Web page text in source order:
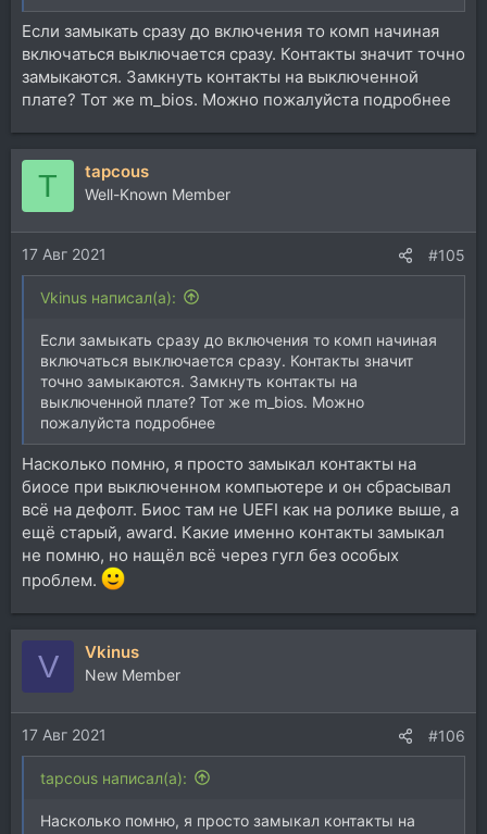
Если замыкать сразу до включения то комп начиная
включаться выключается сразу. Контакты значит точно
замыкаются. Замкнуть контакты на выключенной
плате? Тот же m_bios. Можно пожалуйста подробнее
T tapcous
Well-Known Member
17 Авг 2021 #105
Vkinus написал(а):
Если замыкать сразу до включения то комп начиная
включаться выключается сразу. Контакты значит
точно замыкаются. Замкнуть контакты на
выключенной плате? Тот же m_bios. Можно
пожалуйста подробнее
Насколько помню, я просто замыкал контакты на
биосе при выключенном компьютере и он сбрасывал
всё на дефолт. Биос там не UEFI как на ролике выше, а
ещё старый, award. Какие именно контакты замыкал
не помню, но нащёл всё через гугл без особых
проблем.
V Vkinus
New Member
17 Авг 2021 #106
tapcous написал(а):
Насколько помню, я просто замыкал контакты на